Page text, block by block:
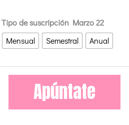
Tipo de suscripción Marzo 22
Mensual
Semestral Anual
Club
de
Tejido
Lite
Apúntate